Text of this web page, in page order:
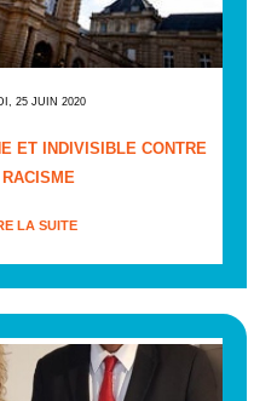
25 JUIN 2020
ET INDIVISIBLE CONTRE
RACISME
LA SUITE